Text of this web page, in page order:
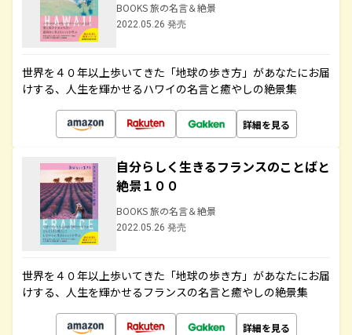
BOOKS 旅の名言＆絶景
2022.05.26 発売
世界を４０年以上歩いてきた「地球の歩き方」があなたにお届
けする、人生を輝かせるハワイの名言と癒やしの絶景集
詳細を見る
自分らしく生きるフランスのことばと
絶景１００
BOOKS 旅の名言＆絶景
2022.05.26 発売
世界を４０年以上歩いてきた「地球の歩き方」があなたにお届
けする、人生を輝かせるフランスの名言と癒やしの絶景集
詳細を見る